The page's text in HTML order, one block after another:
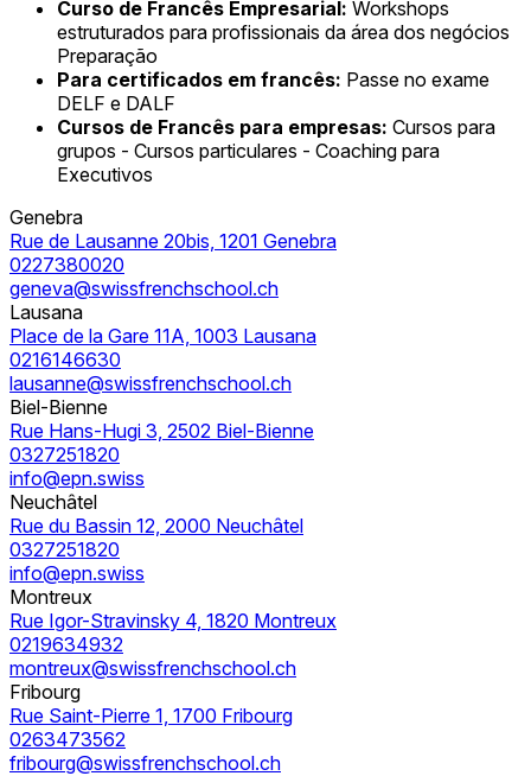
Curso de Francês Empresarial: Workshops
estruturados para profissionais da área dos negócios
Preparação
Para certificados em francês: Passe no exame
DELF e DALF
Cursos de Francês para empresas: Cursos para
grupos - Cursos particulares - Coaching para
Executivos
Genebra
Rue de Lausanne 20bis, 1201 Genebra
0227380020
geneva@swissfrenchschool.ch
Lausana
Place de la Gare 11A, 1003 Lausana
0216146630
lausanne@swissfrenchschool.ch
Biel-Bienne
Rue Hans-Hugi 3, 2502 Biel-Bienne
0327251820
info@epn.swiss
Neuchâtel
Rue du Bassin 12, 2000 Neuchâtel
0327251820
info@epn.swiss
Montreux
Rue Igor-Stravinsky 4, 1820 Montreux
0219634932
montreux@swissfrenchschool.ch
Fribourg
Rue Saint-Pierre 1, 1700 Fribourg
0263473562
fribourg@swissfrenchschool.ch